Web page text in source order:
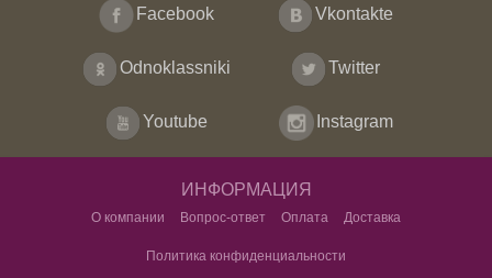
Facebook Vkontakte
Odnoklassniki Twitter
Youtube Instagram
ИНФОРМАЦИЯ
О компании Вопрос-ответ Оплата Доставка
Политика конфиденциальности